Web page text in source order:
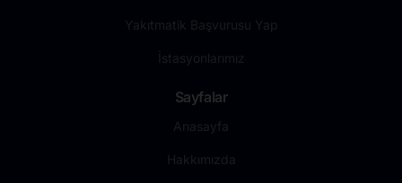
Yakıtmatik Başvurusu Yap
İstasyonlarımız
Sayfalar
Anasayfa
Hakkımızda